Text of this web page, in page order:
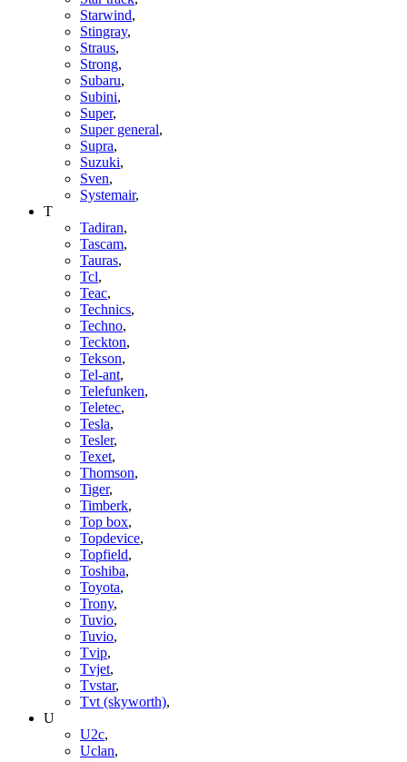
Starwind,
Stingray,
Straus,
Strong,
Subaru,
Subini,
Super,
Super general,
Supra,
Suzuki,
Sven,
Systemair,
T
Tadiran,
Tascam,
Tauras,
Tcl,
Teac,
Technics,
Techno,
Teckton,
Tekson,
Tel-ant,
Telefunken,
Teletec,
Tesla,
Tesler,
Texet,
Thomson,
Tiger,
Timberk,
Top box,
Topdevice,
Topfield,
Toshiba,
Toyota,
Trony,
Tuvio,
Tuvio,
Tvip,
Tvjet,
Tvstar,
Tvt (skyworth),
U
U2c,
Uclan,